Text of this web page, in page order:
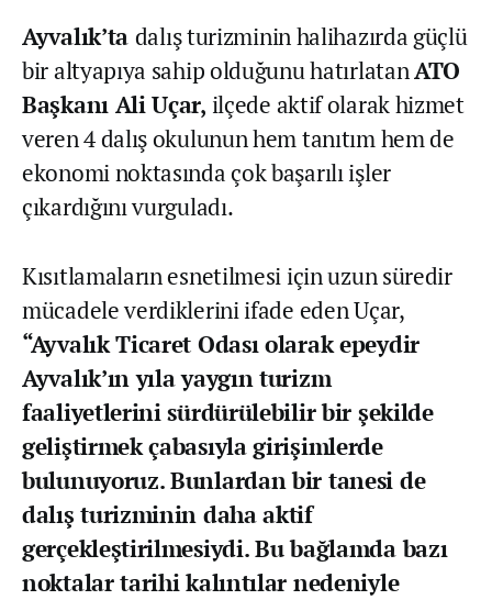
Ayvalık’ta dalış turizminin halihazırda güçlü
bir altyapıya sahip olduğunu hatırlatanATO
Başkanı Ali Uçar, ilçede aktif olarak hizmet
veren 4 dalış okulunun hem tanıtım hem de
ekonomi noktasında çok başarılı işler
çıkardığını vurguladı.
Kısıtlamaların esnetilmesi için uzun süredir
mücadele verdiklerini ifade eden Uçar,
“Ayvalık Ticaret Odası olarak epeydir
Ayvalık’ın yıla yaygın turizm
faaliyetlerini sürdürülebilir bir şekilde
geliştirmek çabasıyla girişimlerde
bulunuyoruz. Bunlardan bir tanesi de
dalış turizminin daha aktif
gerçekleştirilmesiydi. Bu bağlamda bazı
noktalar tarihi kalıntılar nedeniyle